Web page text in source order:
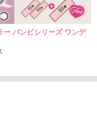
バンビシリーズ ワンデ